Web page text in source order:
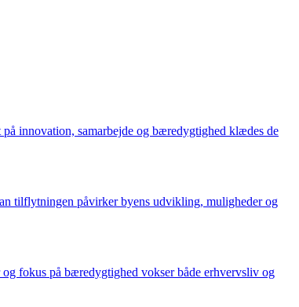
innovation, samarbejde og bæredygtighed klædes de
tilflytningen påvirker byens udvikling, muligheder og
fokus på bæredygtighed vokser både erhvervsliv og